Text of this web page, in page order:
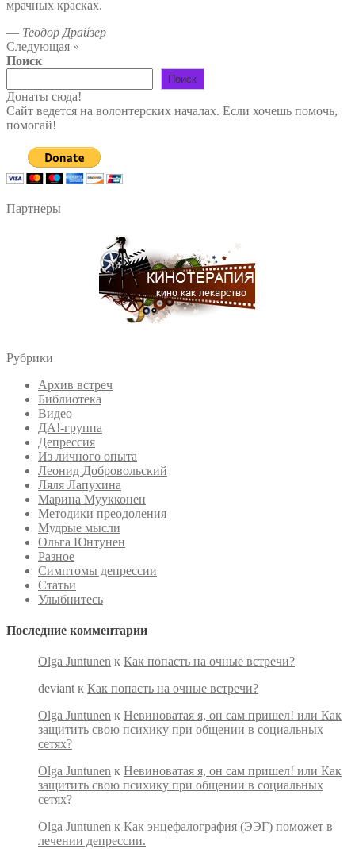
мрачных красках.
— Теодор Драйзер
Следующая »
Поиск
Поиск
Донаты сюда!
Сайт ведется на волонтерских началах. Если хочешь помочь,
помогай!
Партнеры
Рубрики
Архив встреч
Библиотека
Видео
ДА!-группа
Депрессия
Из личного опыта
Леонид Добровольский
Ляля Лапухина
Марина Муукконен
Методики преодоления
Мудрые мысли
Ольга Юнтунен
Разное
Симптомы депрессии
Статьи
Улыбнитесь
Последние комментарии
Olga Juntunen к Как попасть на очные встречи?
deviant к Как попасть на очные встречи?
Olga Juntunen к Невиноватая я, он сам пришел! или Как
защитить свою психику при общении в социальных
сетях?
Olga Juntunen к Невиноватая я, он сам пришел! или Как
защитить свою психику при общении в социальных
сетях?
Olga Juntunen к Как энцефалография (ЭЭГ) поможет в
лечении депрессии.